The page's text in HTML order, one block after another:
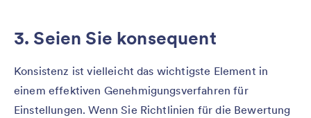
3. Seien Sie konsequent
Konsistenz ist vielleicht das wichtigste Element in
einem effektiven Genehmigungsverfahren für
Einstellungen. Wenn Sie Richtlinien für die Bewertung